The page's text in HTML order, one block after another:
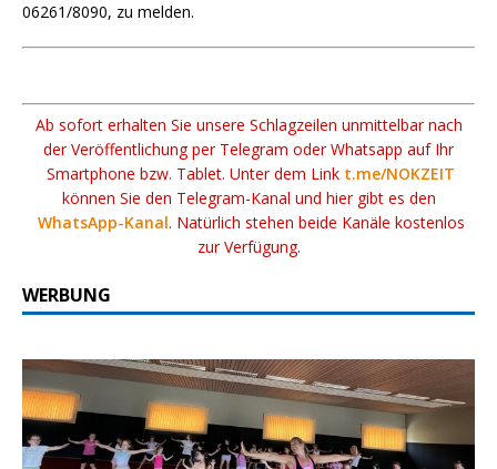
06261/8090, zu melden.
Ab sofort erhalten Sie unsere Schlagzeilen unmittelbar nach
der Veröffentlichung per Telegram oder Whatsapp auf Ihr
Smartphone bzw. Tablet. Unter dem Link t.me/NOKZEIT
können Sie den Telegram-Kanal und hier gibt es den
WhatsApp-Kanal. Natürlich stehen beide Kanäle kostenlos
zur Verfügung.
WERBUNG